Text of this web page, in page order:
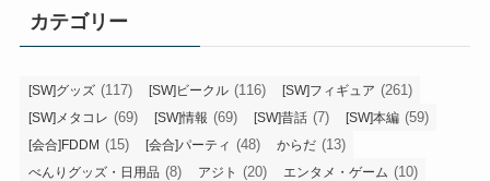
カテゴリー
[SW]グッズ (117) [SW]ビークル (116) [SW]フィギュア (261)
[SW]メタコレ (69) [SW]情報 (69) [SW]昔話 (7) [SW]本編 (59)
[会合]FDDM (15) [会合]パーティ (48) からだ (13)
べんりグッズ・日用品 (8) アジト (20) エンタメ・ゲーム (10)